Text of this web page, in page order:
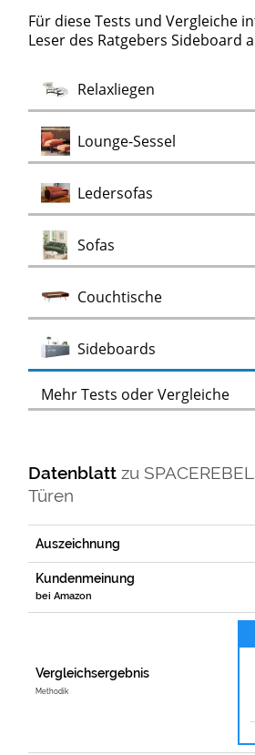
Für diese Tests und Vergleiche
Leser des Ratgebers Sideboard
Relaxliegen
Lounge-Sessel
Ledersofas
Sofas
CouchtischeTest
Lowboards
Sideboards
Kommoden
Barock
KommodenTest
ClubsesselTest
MöbelklassikerTest
SchaukelstühleTest
VitrinenTest
Wohnwände
ChaiselonguesTest
Vintage SesselTest
Mehr Tests oder Vergleiche
Datenblattzu
Türen
Auszeichnung
Kundenmeinung
bei Amazon
Vergleichsergebnis
Methodik